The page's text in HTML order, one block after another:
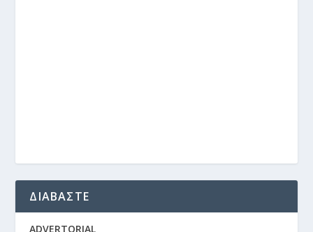
ΔΙΑΒΑΣΤΕ
ADVERTORIAL